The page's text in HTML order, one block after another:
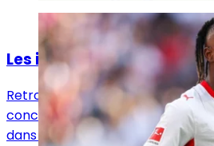
Actualités
Les infos mercato Real
Retrouvez toutes les informations
concernant le mercato du Real
dans le sens des départs ou des